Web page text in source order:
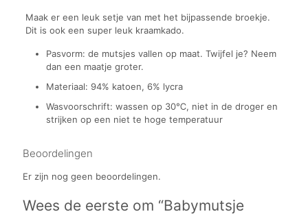
Maak er een leuk setje van met het bijpassende broekje.
Dit is ook een super leuk kraamkado.
Pasvorm: de mutsjes vallen op maat. Twijfel je? Neem
dan een maatje groter.
Materiaal: 94% katoen, 6% lycra
Wasvoorschrift: wassen op 30℃, niet in de droger en
strijken op een niet te hoge temperatuur
Beoordelingen
Er zijn nog geen beoordelingen.
Wees de eerste om “Babymutsje